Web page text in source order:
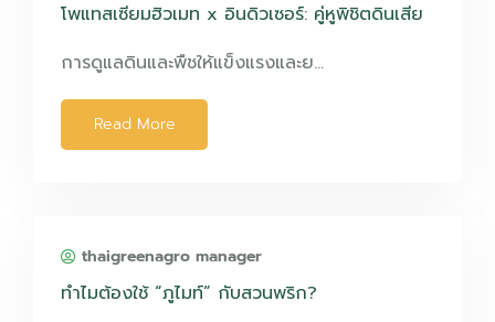
โพแทสเซียมฮิวเมท x อินดิวเซอร์: คู่หูพิชิตดินเสีย
การดูแลดินและพืชให้แข็งแรงและย…
Read More
thaigreenagro manager
ทำไมต้องใช้ “ภูไมท์” กับสวนพริก?